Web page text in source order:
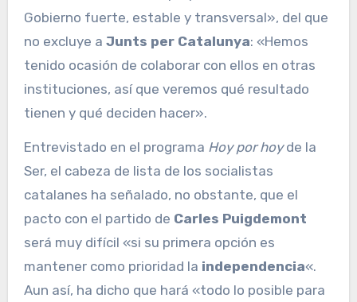
Gobierno fuerte, estable y transversal», del que
no excluye a Junts per Catalunya: «Hemos
tenido ocasión de colaborar con ellos en otras
instituciones, así que veremos qué resultado
tienen y qué deciden hacer».
Entrevistado en el programa Hoy por hoyde la
Ser, el cabeza de lista de los socialistas
catalanes ha señalado, no obstante, que el
pacto con el partido de Carles Puigdemont
será muy difícil «si su primera opción es
mantener como prioridad la independencia«.
Aun así, ha dicho que hará «todo lo posible para